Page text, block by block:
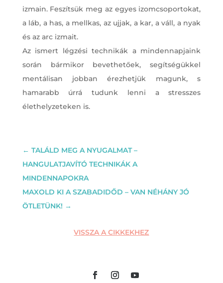
izmain. Feszítsük meg az egyes izomcsoportokat,
a láb, a has, a mellkas, az ujjak, a kar, a váll, a nyak
és az arc izmait.
Az ismert légzési technikák a mindennapjaink
során bármikor bevethetőek, segítségükkel
mentálisan jobban érezhetjük magunk, s
hamarabb úrrá tudunk lenni a stresszes
élethelyzeteken is.
← TALÁLD MEG A NYUGALMAT –
HANGULATJAVÍTÓ TECHNIKÁK A
MINDENNAPOKRA
MAXOLD KI A SZABADIDŐD – VAN NÉHÁNY JÓ
ÖTLETÜNK! →
VISSZA A CIKKEKHEZ